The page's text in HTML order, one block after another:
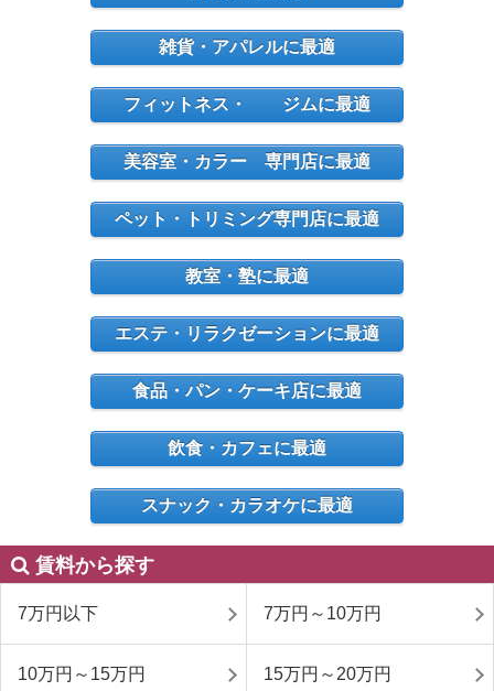
雑貨・アパレルに最適
フィットネス・ ジムに最適
美容室・カラー 専門店に最適
ペット・トリミング専門店に最適
教室・塾に最適
エステ・リラクゼーションに最適
食品・パン・ケーキ店に最適
飲食・カフェに最適
スナック・カラオケに最適
賃料から探す
7万円以下 7万円～10万円
10万円～15万円 15万円～20万円